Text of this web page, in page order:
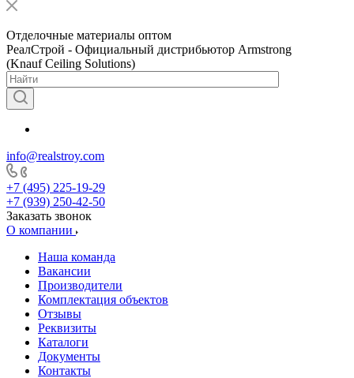
Отделочные материалы оптом
РеалСтрой - Официальный дистрибьютор Armstrong
(Knauf Ceiling Solutions)
info@realstroy.com
+7 (495) 225-19-29
+7 (939) 250-42-50
Заказать звонок
О компании
Наша команда
Вакансии
Производители
Комплектация объектов
Отзывы
Реквизиты
Каталоги
Документы
Контакты